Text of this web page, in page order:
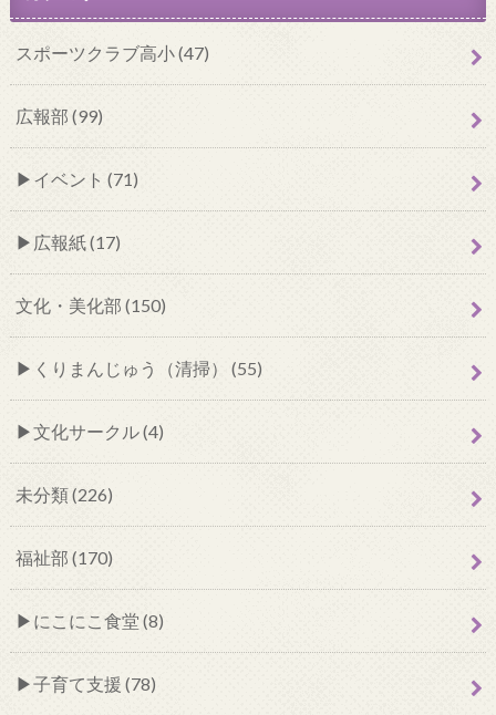
スポーツクラブ高小 (47)
広報部 (99)
イベント (71)
広報紙 (17)
文化・美化部 (150)
くりまんじゅう（清掃） (55)
文化サークル (4)
未分類 (226)
福祉部 (170)
にこにこ食堂 (8)
子育て支援 (78)